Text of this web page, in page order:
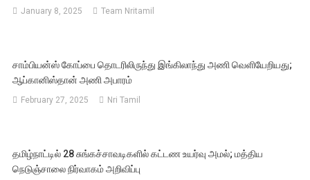
January 8, 2025 Team Nritamil
சாம்பியன்ஸ் கோப்பை தொடரிலிருந்து இங்கிலாந்து அணி வெளியேறியது;
ஆப்கானிஸ்தான் அணி அபாரம்
February 27, 2025 Nri Tamil
தமிழ்நாட்டில் 28 சுங்கச்சாவடிகளில் கட்டண உயர்வு அமல்; மத்திய
நெடுஞ்சாலை நிர்வாகம் அறிவிப்பு